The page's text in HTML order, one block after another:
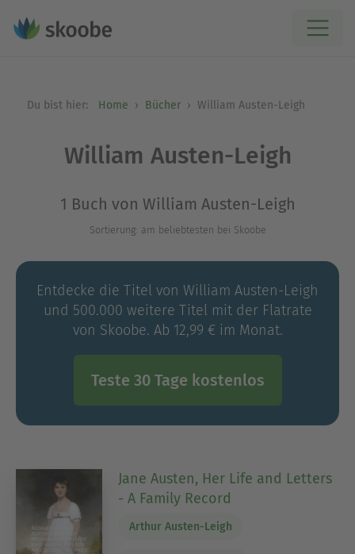
Du bist hier: Home Bücher William Austen-Leigh
William Austen-Leigh
1 Buch von William Austen-Leigh
Sortierung: am beliebtesten bei Skoobe
Entdecke die Titel von William Austen-Leigh
und 500.000 weitere Titel mit der Flatrate
von Skoobe. Ab 12,99 € im Monat.
Teste 30 Tage kostenlos
Jane Austen, Her Life and Letters
- A Family Record
Arthur Austen-Leigh